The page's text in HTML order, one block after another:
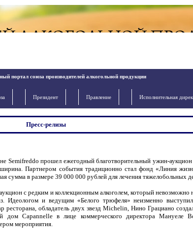
портал союза производителей алкогольной продукции
Президент Правление Исполнительная
Пресс-релизы
Semifreddo прошел ежегодный благотворительный ужин-
Партнером события традиционно стал фонд «Линия
сумма в размере 39 000 000 рублей для лечения тяжелобольных
с редким и коллекционным алкоголем, который
Идеологом и ведущим «Белого трюфеля» неизменно
обладатель двух звезд Michelin, Нино Грациано
дом Capannelle в лице коммерческого директора Мануеле
мероприятия.